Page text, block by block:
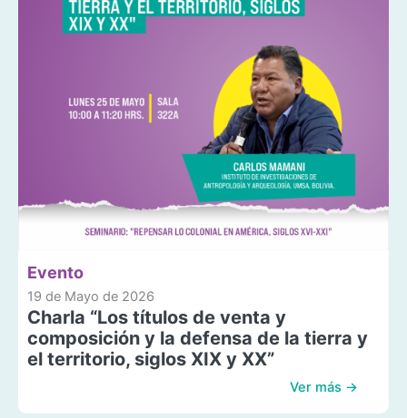
Evento
19 de Mayo de 2026
Charla “Los títulos de venta y
composición y la defensa de la tierra y
el territorio, siglos XIX y XX”
Ver más →